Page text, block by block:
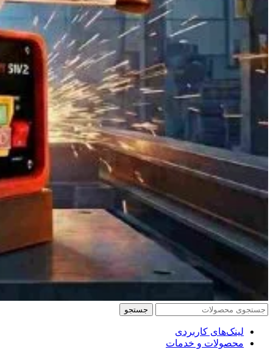
جستجو
لینک‌های کاربردی
محصولات و خدمات